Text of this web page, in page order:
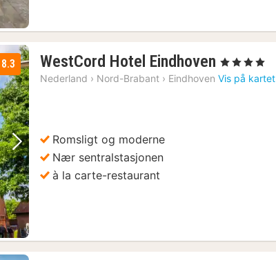
Neste bilde
8.3 WestCord Hotel Eindhoven 1
natt
, 4 Stjerner
Nederland › Nord-Brabant › Eindhoven Vis på kartet
Romsligt og moderne
Nær sentralstasjonen
à la carte-restaurant